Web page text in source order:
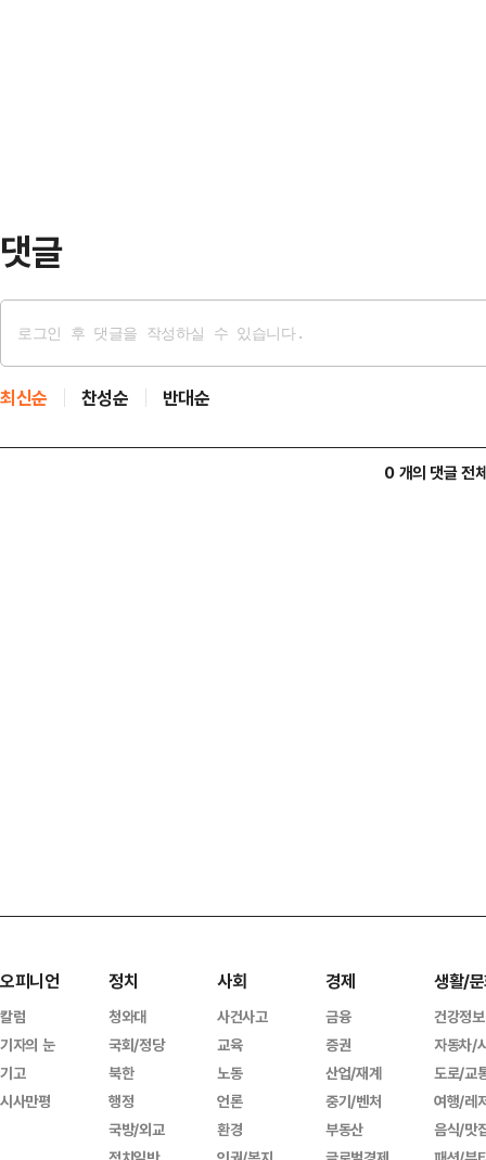
댓글
최신순 찬성순 반대순
0 개의 댓글 전
오피니언
칼럼
기자의 눈
기고
시사만평
정치
청와대
국회/정당
북한
행정
국방/외교
사회
사건사고
교육
노동
언론
환경
경제
금융
증권
산업/재계
중기/벤처
부동산
생활/
건강정보
자동차/
도로/교
여행/레
음식/맛